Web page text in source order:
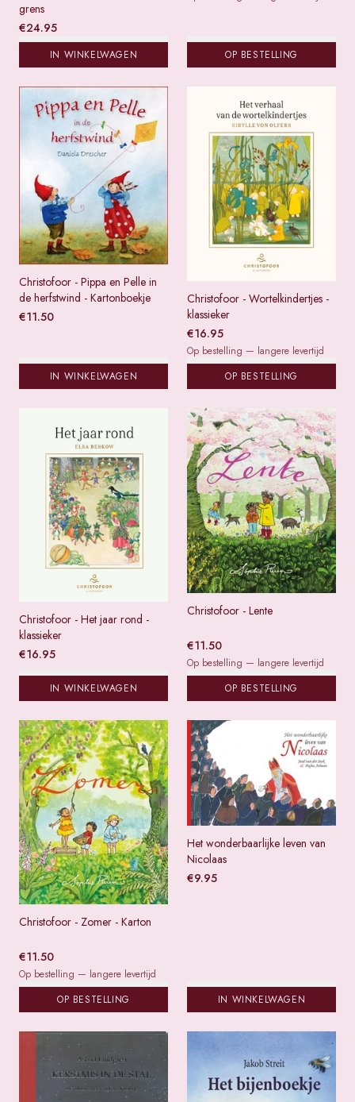
grens
€24.95
IN WINKELWAGEN OP BESTELLING
Christofoor - Pippa en Pelle in
de herfstwind - Kartonboekje
€11.50
IN WINKELWAGEN
Christofoor - Wortelkindertjes -
klassieker
€16.95
Op bestelling — langere levertijd
OP BESTELLING
Christofoor - Het jaar rond -
klassieker
€16.95
IN WINKELWAGEN
Christofoor - Lente
€11.50
Op bestelling — langere levertijd
OP BESTELLING
Christofoor - Zomer - Karton
€11.50
Op bestelling — langere levertijd
OP BESTELLING
Het wonderbaarlijke leven van
Nicolaas
€9.95
IN WINKELWAGEN